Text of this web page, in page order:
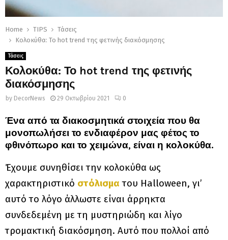
Home TIPS
Τάσεις
Κολοκύθα: Το hot trend της φετινής διακόσμησης
Τάσεις
Κολοκύθα: Το hot trend της φετινής
διακόσμησης
by DecorNews 29 Οκτωβρίου 2021 0
Ένα από τα διακοσμητικά στοιχεία που θα
μονοπωλήσει το ενδιαφέρον μας φέτος το
φθινόπωρο και το χειμώνα, είναι η κολοκύθα.
Έχουμε συνηθίσει την κολοκύθα ως
χαρακτηριστικό στόλισμα του Halloween, γι’
αυτό το λόγο άλλωστε είναι άρρηκτα
συνδεδεμένη με τη μυστηριώδη και λίγο
τρομακτική διακόσμηση. Αυτό που πολλοί από